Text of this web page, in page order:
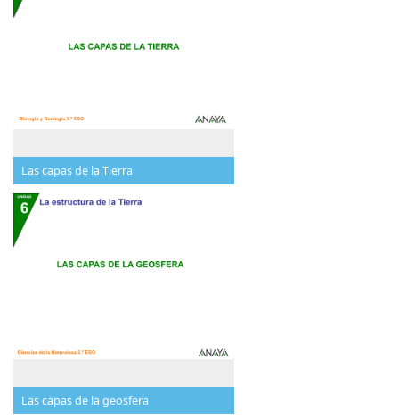
Las capas de la Tierra
Las capas de la geosfera